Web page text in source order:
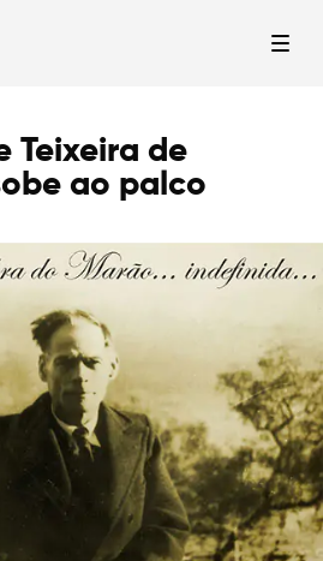
Teixeira de
ao palco